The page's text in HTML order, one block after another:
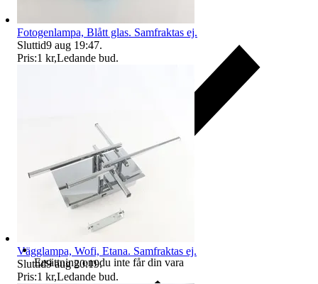
Ersättning om du inte får din vara
Fotogenlampa, Blått glas. Samfraktas ej.
Sluttid9 aug 19:47.
Pris:1 kr,Ledande bud.
Vägglampa, Wofi, Etana. Samfraktas ej.
Sluttid9 aug 20:19.
Pris:1 kr,Ledande bud.